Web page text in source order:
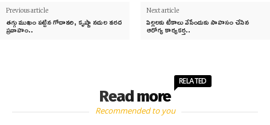
Previous article
తగ్గు ముఖం పట్టిన గోదావరి, కృష్ణా నదుల వరద
ప్రవాహం..
Next article
పిల్లలకు టీకాలు వేసేందుకు సాహసం చేసిన
ఆరోగ్య కార్యకర్త..
Read more
RELATED
Recommended to you